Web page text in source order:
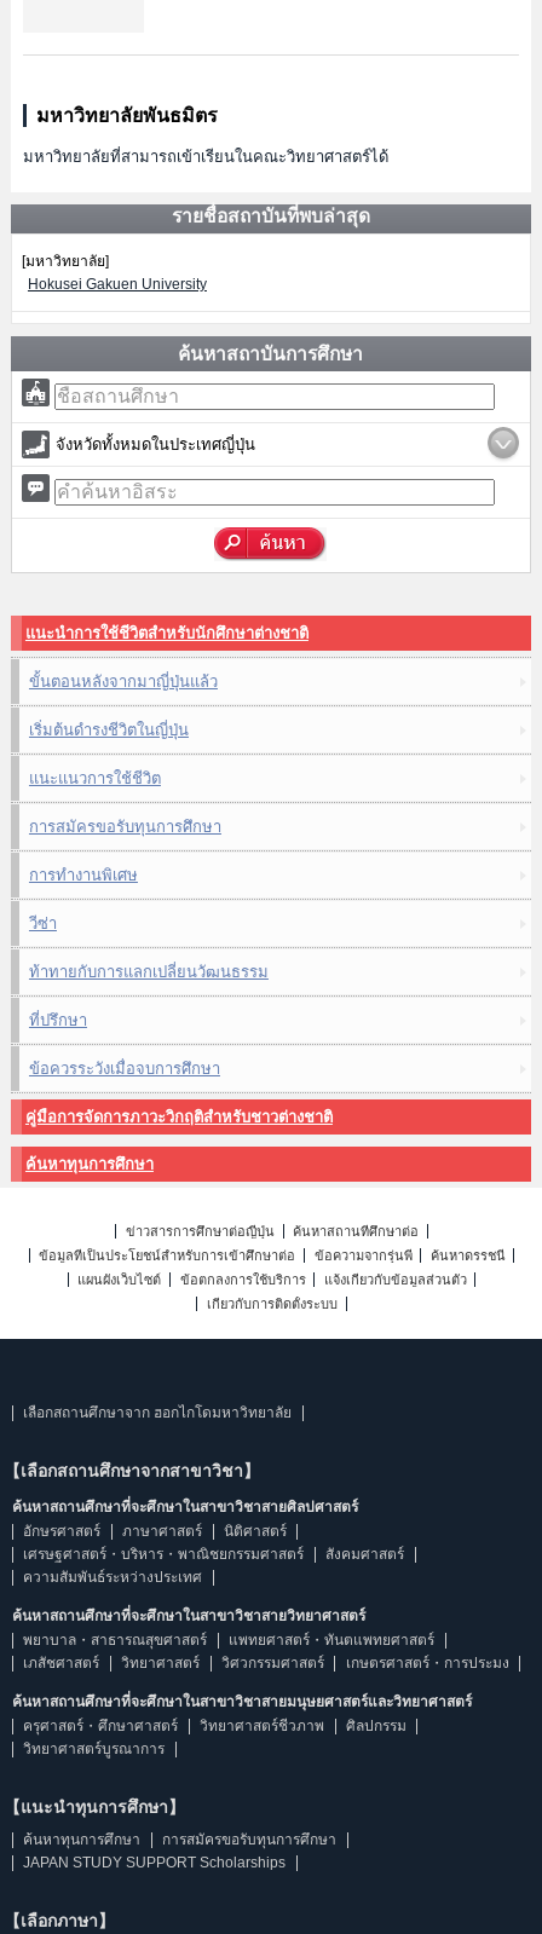
มหาวิทยาลัยพันธมิตร
มหาวิทยาลัยที่สามารถเข้าเรียนในคณะวิทยาศาสตร์ได้
รายชื่อสถาบันที่พบล่าสุด
[มหาวิทยาลัย]
Hokusei Gakuen University
ค้นหาสถาบันการศึกษา
จังหวัดทั้งหมดในประเทศญี่ปุ่น
แนะนำการใช้ชีวิตสำหรับนักศึกษาต่างชาติ
ขั้นตอนหลังจากมาญี่ปุ่นแล้ว
เริ่มต้นดำรงชีวิตในญี่ปุ่น
แนะแนวการใช้ชีวิต
การสมัครขอรับทุนการศึกษา
การทำงานพิเศษ
วีซ่า
ท้าทายกับการแลกเปลี่ยนวัฒนธรรม
ที่ปรึกษา
ข้อควรระวังเมื่อจบการศึกษา
คู่มือการจัดการภาวะวิกฤติสำหรับชาวต่างชาติ
ค้นหาทุนการศึกษา
ข่าวสารการศึกษาต่อญี่ปุ่น
ค้นหาสถานที่ศึกษาต่อ
ข้อมูลที่เป็นประโยชน์สำหรับการเข้าศึกษาต่อ
ข้อความจากรุ่นพี่
ค้นหาดรรชนี
แผนผังเว็บไซต์
ข้อตกลงการใช้บริการ
แจ้งเกี่ยวกับข้อมูลส่วนตัว
เกี่ยวกับการติดตั้งระบบ
เลือกสถานศึกษาจาก ฮอกไกโดมหาวิทยาลัย
【เลือกสถานศึกษาจากสาขาวิชา】
ค้นหาสถานศึกษาที่จะศึกษาในสาขาวิชาสายศิลปศาสตร์
อักษรศาสตร์
ภาษาศาสตร์
นิติศาสตร์
เศรษฐศาสตร์・บริหาร・พาณิชยกรรมศาสตร์
สังคมศาสตร์
ความสัมพันธ์ระหว่างประเทศ
ค้นหาสถานศึกษาที่จะศึกษาในสาขาวิชาสายวิทยาศาสตร์
พยาบาล・สาธารณสุขศาสตร์
แพทยศาสตร์・ทันตแพทยศาสตร์
เภสัชศาสตร์
วิทยาศาสตร์ วิศวกรรมศาสตร์ เกษตรศาสตร์・การประมง
ค้นหาสถานศึกษาที่จะศึกษาในสาขาวิชาสายมนุษยศาสตร์และวิทยาศาสตร์
ครุศาสตร์・ศึกษาศาสตร์
วิทยาศาสตร์ชีวภาพ
ศิลปกรรม
วิทยาศาสตร์บูรณาการ
【แนะนำทุนการศึกษา】
ค้นหาทุนการศึกษา
การสมัครขอรับทุนการศึกษา
JAPAN STUDY SUPPORT Scholarships
【เลือกภาษา】